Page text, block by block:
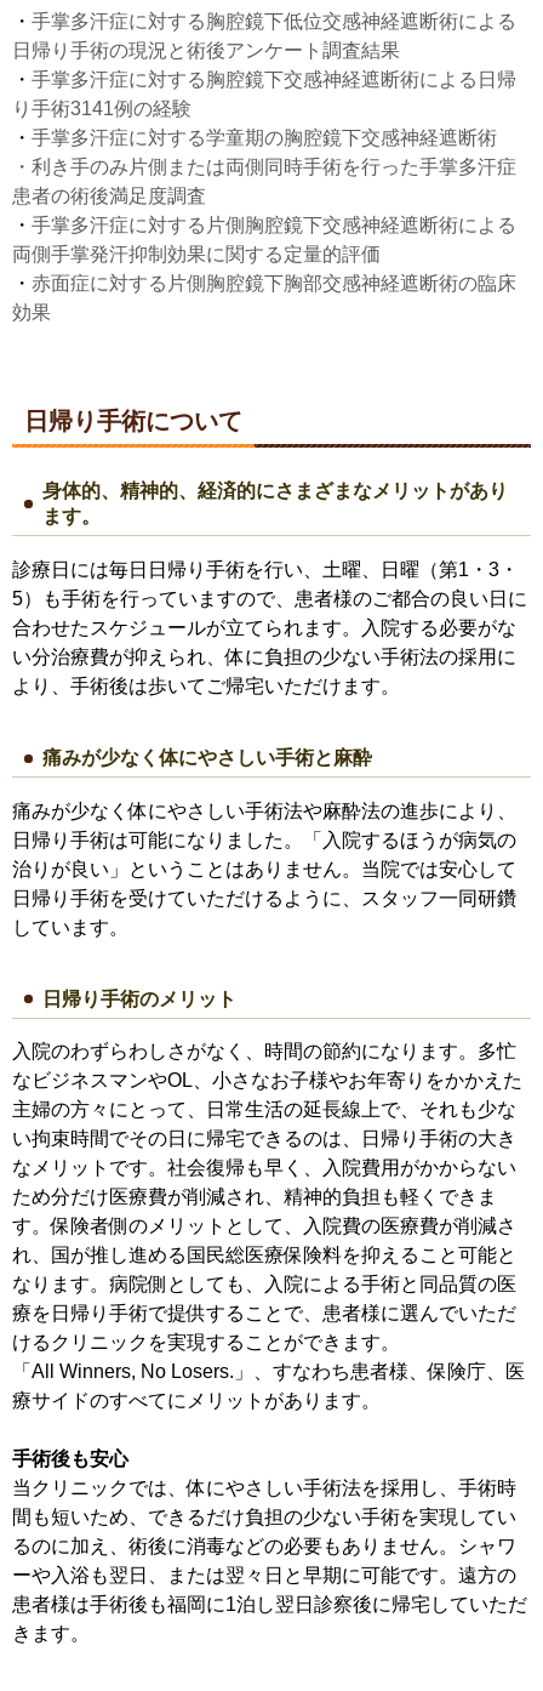
・ 手掌多汗症に対する胸腔鏡下低位交感神経遮断術による
日帰り手術の現況と術後アンケート調査結果
・ 手掌多汗症に対する胸腔鏡下交感神経遮断術による日帰
り手術3141例の経験
・ 手掌多汗症に対する学童期の胸腔鏡下交感神経遮断術
・利き手のみ片側または両側同時手術を行った手掌多汗症
患者の術後満足度調査
・ 手掌多汗症に対する片側胸腔鏡下交感神経遮断術による
両側手掌発汗抑制効果に関する定量的評価
・ 赤面症に対する片側胸腔鏡下胸部交感神経遮断術の臨床
効果
日帰り手術について
身体的、精神的、経済的にさまざまなメリットがあり
ます。
診療日には毎日日帰り手術を行い、土曜、日曜（第1・3・
5）も手術を行っていますので、患者様のご都合の良い日に
合わせたスケジュールが立てられます。入院する必要がな
い分治療費が抑えられ、体に負担の少ない手術法の採用に
より、手術後は歩いてご帰宅いただけます。
痛みが少なく体にやさしい手術と麻酔
痛みが少なく体にやさしい手術法や麻酔法の進歩により、
日帰り手術は可能になりました。「入院するほうが病気の
治りが良い」ということはありません。当院では安心して
日帰り手術を受けていただけるように、スタッフ一同研鑽
しています。
日帰り手術のメリット
入院のわずらわしさがなく、時間の節約になります。多忙
なビジネスマンやOL、小さなお子様やお年寄りをかかえた
主婦の方々にとって、日常生活の延長線上で、それも少な
い拘束時間でその日に帰宅できるのは、日帰り手術の大き
なメリットです。社会復帰も早く、入院費用がかからない
ため分だけ医療費が削減され、精神的負担も軽くできま
す。保険者側のメリットとして、入院費の医療費が削減さ
れ、国が推し進める国民総医療保険料を抑えること可能と
なります。病院側としても、入院による手術と同品質の医
療を日帰り手術で提供することで、患者様に選んでいただ
けるクリニックを実現することができます。
「All Winners, No Losers.」、すなわち患者様、保険庁、医
療サイドのすべてにメリットがあります。
手術後も安心
当クリニックでは、体にやさしい手術法を採用し、手術時
間も短いため、できるだけ負担の少ない手術を実現してい
るのに加え、術後に消毒などの必要もありません。シャワ
ーや入浴も翌日、または翌々日と早期に可能です。遠方の
患者様は手術後も福岡に1泊し翌日診察後に帰宅していただ
きます。